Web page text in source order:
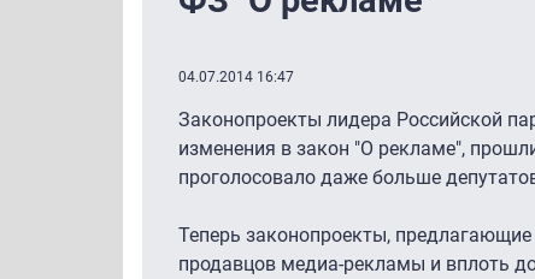
04.07.2014 16:47
Законопроекты лидера Российской
изменения в закон "О рекламе",
проголосовало даже больше
Теперь законопроекты,
продавцов медиа-рекламы и вплоть